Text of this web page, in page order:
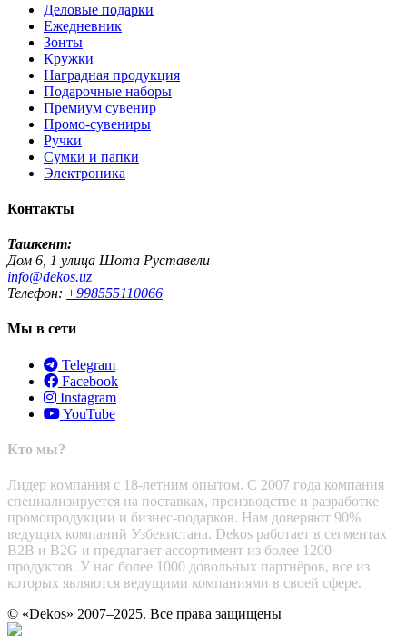
Деловые подарки
Ежедневник
Зонты
Кружки
Наградная продукция
Подарочные наборы
Премиум сувенир
Промо-сувениры
Ручки
Сумки и папки
Электроника
Контакты
Ташкент:
Дом 6, 1 улица Шота Руставели
info@dekos.uz
Телефон: +998555110066
Мы в сети
Telegram
Facebook
Instagram
YouTube
Кто мы?
Лидер компания с 18-летним опытом. С 2007 года компания
специализируется на поставках, производстве и разработке
промопродукции и бизнес-подарков. Нам доверяют 90%
ведущих компаний Узбекистана. Dekos работает в сегментах
B2B и B2G и предлагает ассортимент из более 1200
продуктов. У нас более 1000 довольных партнёров, все из
которых являются ведущими компаниями в своей сфере.
© «Dekos» 2007–2025. Все права защищены